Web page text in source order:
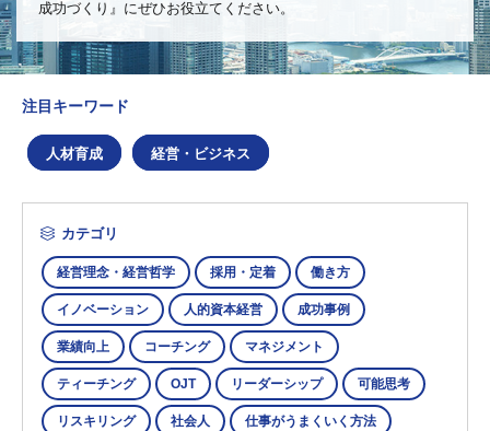
成功づくり』にぜひお役立てください。
注目キーワード
人材育成 経営・ビジネス
カテゴリ
経営理念・経営哲学 採用・定着 働き方
イノベーション 人的資本経営 成功事例
業績向上 コーチング マネジメント
ティーチング OJT リーダーシップ 可能思考
リスキリング 社会人 仕事がうまくいく方法